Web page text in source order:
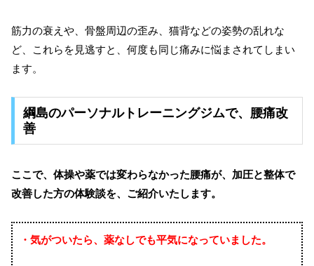
筋力の衰えや、骨盤周辺の歪み、猫背などの姿勢の乱れな
ど、これらを見逃すと、何度も同じ痛みに悩まされてしまい
ます。
綱島のパーソナルトレーニングジムで、腰痛改
善
ここで、体操や薬では変わらなかった腰痛が、加圧と整体で
改善した方の体験談を、ご紹介いたします。
・気がついたら、薬なしでも平気になっていました。